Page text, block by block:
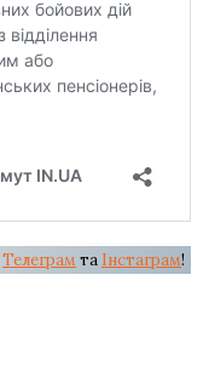
Телеграм та Інстаграм!